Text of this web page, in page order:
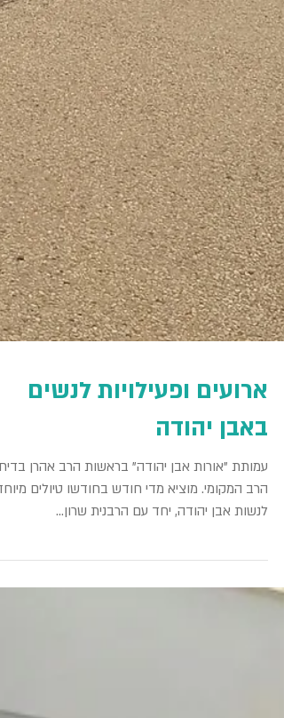
ארועים ופעילויות לנשים
באבן יהודה
עמותת "אורות אבן יהודה" בראשות הרב אהרן
לנשות אבן יהודה, יחד עם הרבנית שרון...